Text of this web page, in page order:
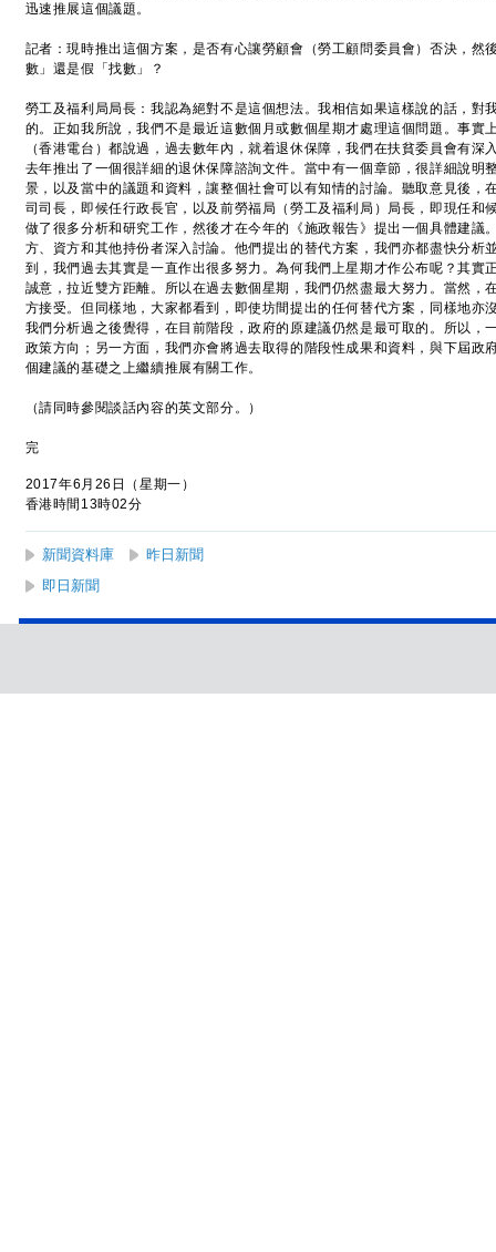
迅速推展這個議題。
記者：現時推出這個方案，是否有心讓勞顧會（勞工顧問委員會）否決，然
數」還是假「找數」？
勞工及福利局局長：我認為絕對不是這個想法。我相信如果這樣說的話，對
的。正如我所說，我們不是最近這數個月或數個星期才處理這個問題。事實
（香港電台）都說過，過去數年內，就着退休保障，我們在扶貧委員會有
去年推出了一個很詳細的退休保障諮詢文件。當中有一個章節，很詳細說明
景，以及當中的議題和資料，讓整個社會可以有知情的討論。聽取意見後，
司司長，即候任行政長官，以及前勞福局（勞工及福利局）局長，即現任和
做了很多分析和研究工作，然後才在今年的《施政報告》提出一個具體建議
方、資方和其他持份者深入討論。他們提出的替代方案，我們亦都盡快分析
到，我們過去其實是一直作出很多努力。為何我們上星期才作公布呢？其實
誠意，拉近雙方距離。所以在過去數個星期，我們仍然盡最大努力。當然，
方接受。但同樣地，大家都看到，即使坊間提出的任何替代方案，同樣地亦
我們分析過之後覺得，在目前階段，政府的原建議仍然是最可取的。所以，
政策方向；另一方面，我們亦會將過去取得的階段性成果和資料，與下屆政
個建議的基礎之上繼續推展有關工作。
（請同時參閱談話內容的英文部分。）
完
2017年6月26日（星期一）
香港時間13時02分
新聞資料庫
昨日新聞
即日新聞